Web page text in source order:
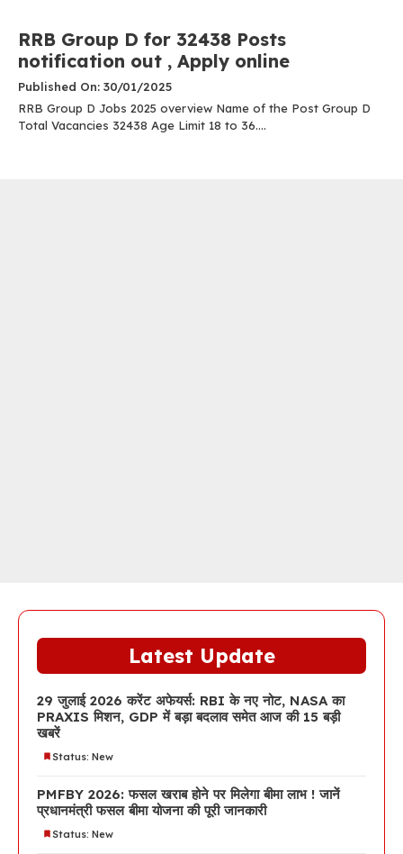
RRB Group D for 32438 Posts
notification out , Apply online
Published On: 30/01/2025
RRB Group D Jobs 2025 overview Name of the Post Group D
Total Vacancies 32438 Age Limit 18 to 36....
Latest Update
29 जुलाई 2026 करेंट अफेयर्स: RBI के नए नोट, NASA का
PRAXIS मिशन, GDP में बड़ा बदलाव समेत आज की 15 बड़ी
खबरें
Status: New
PMFBY 2026: फसल खराब होने पर मिलेगा बीमा लाभ ! जानें
प्रधानमंत्री फसल बीमा योजना की पूरी जानकारी
Status: New